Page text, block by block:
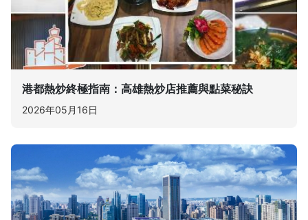
港都熱炒終極指南：高雄熱炒店推薦與點菜秘訣
2026年05月16日